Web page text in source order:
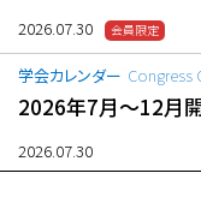
2026.07.30
学会カレンダー Congress
2026年7月〜12月
2026.07.30